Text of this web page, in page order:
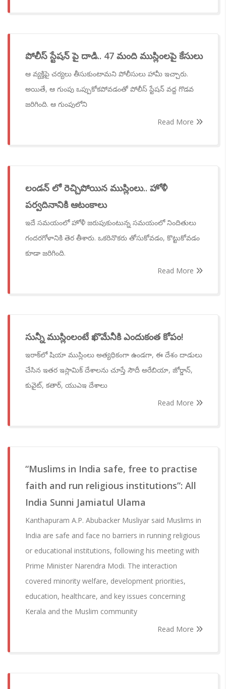
పోలీస్ స్టేషన్ పై దాడి.. 47 మంది ముస్లింలపై కేసులు
ఆ వ్యక్తిపై చర్యలు తీసుకుంటామని పోలీసులు హామీ ఇచ్చారు.
అయితే, ఆ గుంపు ఒప్పుకోకపోవడంతో పోలీస్ స్టేషన్ వద్ద గొడవ
జరిగింది. ఆ గుంపులోని
Read More
లండన్ లో రెచ్చిపోయిన ముస్లింలు.. హోళీ
పర్వదినానికి ఆటంకాలు
ఇదే సమయంలో హోళీ జరుపుకుంటున్న సమయంలో నిందితులు
గందరగోళానికి తెర తీశారు. ఒకరినొకరు తోసుకోవడం, కొట్టుకోవడం
కూడా జరిగింది.
Read More
సున్నీ ముస్లింలంటే ఖొమేనీకి ఎందుకంత కోపం!
ఇరాక్‌లో షియా ముస్లింలు అత్యధికంగా ఉండగా, ఈ దేశం దాడులు
చేసిన ఇతర ఇస్లామిక్ దేశాలను చూస్తే సౌదీ అరేబియా, జోర్డాన్,
కువైట్, కతార్, యుఎఇ దేశాలు
Read More
“Muslims in India safe, free to practise
faith and run religious institutions”: All
India Sunni Jamiatul Ulama
Kanthapuram A.P. Abubacker Musliyar said Muslims in
India are safe and face no barriers in running religious
or educational institutions, following his meeting with
Prime Minister Narendra Modi. The interaction
covered minority welfare, development priorities,
education, healthcare, and key issues concerning
Kerala and the Muslim community
Read More